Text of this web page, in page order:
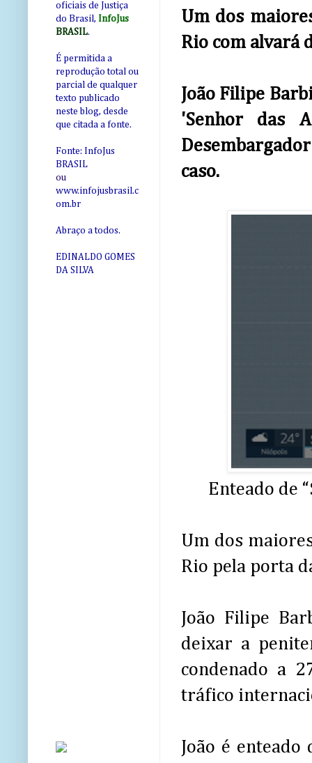
Um dos
Rio com alvará
João Filipe
'Senhor das
caso.
Enteado de
Um dos
Rio pela porta
João Filipe
deixar a
condenado a
tráfico
João é enteado
oficiais de Justiça
do Brasil, InfoJus
BRASIL.
É permitida a
reprodução total ou
parcial de qualquer
texto publicado
neste blog, desde
que citada a fonte.
Fonte: InfoJus
BRASIL
ou
www.infojusbrasil.c
om.br
Abraço a todos.
EDINALDO GOMES
DA SILVA